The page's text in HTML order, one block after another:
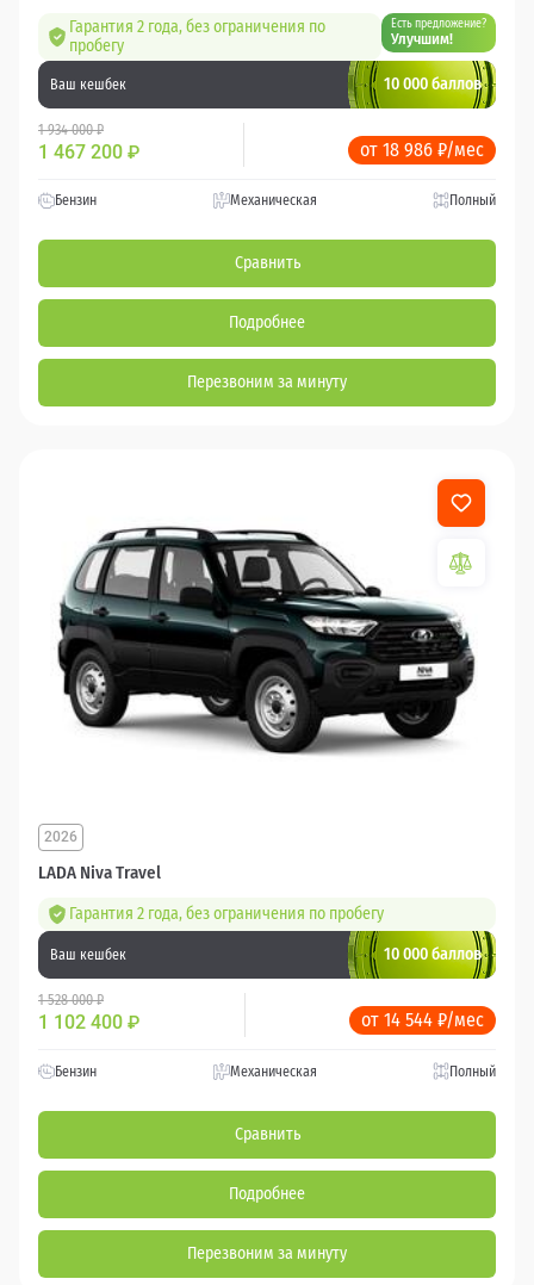
Гарантия 2 года, без ограничения по
пробегу
Есть предложение?
Улучшим!
Ваш кешбек 10 000 баллов
1 934 000 ₽
1 467 200 ₽ от 18 986 ₽/мес
Бензин Механическая Полный
Сравнить
Подробнее
Перезвоним за минуту
LADA Niva Travel
2026
Гарантия 2 года, без ограничения по пробегу
Ваш кешбек 10 000 баллов
1 528 000 ₽
1 102 400 ₽ от 14 544 ₽/мес
Бензин Механическая Полный
Сравнить
Подробнее
Перезвоним за минуту